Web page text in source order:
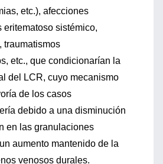
etc.), afecciones
eritematoso sistémico,
traumatismos
etc., que condicionarían la
del LCR, cuyo mecanismo
de los casos
debido a una disminución
en las granulaciones
aumento mantenido de la
venosos durales.